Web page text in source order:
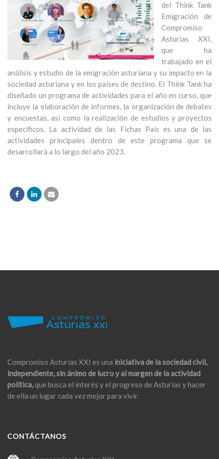
del Think Tank
Emigración de
Compromiso
Asturias XXI,
que ha
trabajado en el
análisis y estudio de la emigración asturiana y su impacto en la
sociedad asturiana y en los países de destino. El Think Tank ha
diseñado un programa de actividades para el año en curso, que
incluye la elaboración de informes, la organización de debates
y encuestas, así como la realización de estudios y proyectos
específicos. La actividad de las Fichas País es una de las
actividades principales dentro de este programa que se
desarrollará a lo largo del año 2023.
Compromiso Asturias XXI es una iniciativa de la sociedad civil,
independiente, sin ánimo de lucro y al margen de la actividad
política,que busca el interés y el progreso de Asturias y hacer
de ella un lugar cada vez mejor para vivir.
CONTÁCTANOS